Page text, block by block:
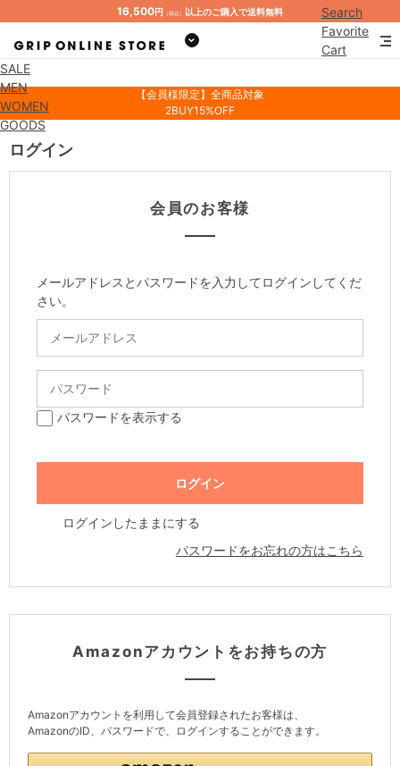
16,500円 （税込） 以上のご購入で送料無料
Search
Favorite
Cart
SALE
MEN
WOMEN
GOODS
【会員様限定】全商品対象
2BUY15%OFF
ログイン
会員のお客様
メールアドレスとパスワードを入力してログインしてくだ
さい。
パスワードを表示する
ログインしたままにする
パスワードをお忘れの方はこちら
Amazonアカウントをお持ちの方
Amazonアカウントを利用して会員登録されたお客様は、
AmazonのID、パスワードで、ログインすることができます。